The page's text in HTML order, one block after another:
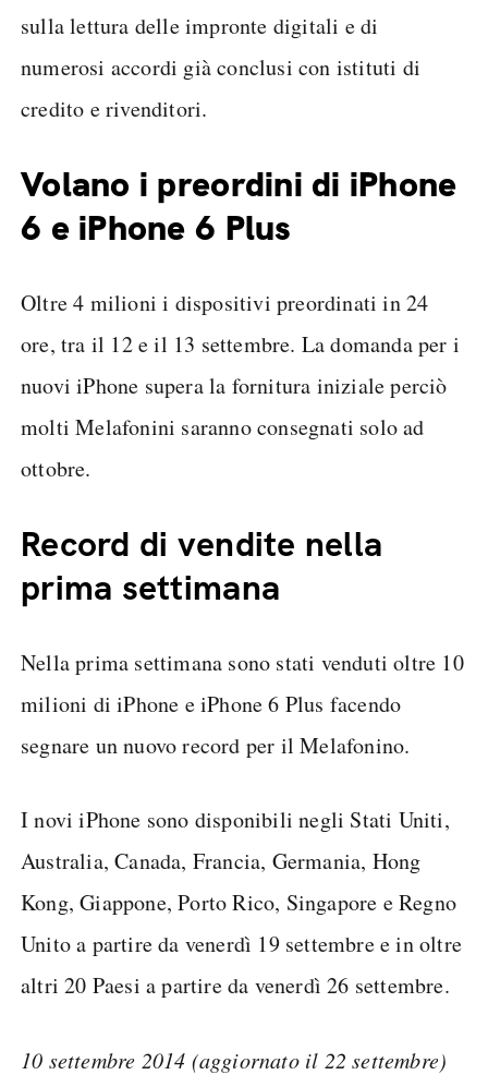
sulla lettura delle impronte digitali e di
numerosi accordi già conclusi con istituti di
credito e rivenditori.
Volano i preordini di iPhone
6 e iPhone 6 Plus
Oltre 4 milioni i dispositivi preordinati in 24
ore, tra il 12 e il 13 settembre. La domanda per i
nuovi iPhone supera la fornitura iniziale perciò
molti Melafonini saranno consegnati solo ad
ottobre.
Record di vendite nella
prima settimana
Nella prima settimana sono stati venduti oltre 10
milioni di iPhone e iPhone 6 Plus facendo
segnare un nuovo record per il Melafonino.
I novi iPhone sono disponibili negli Stati Uniti,
Australia, Canada, Francia, Germania, Hong
Kong, Giappone, Porto Rico, Singapore e Regno
Unito a partire da venerdì 19 settembre e in oltre
altri 20 Paesi a partire da venerdì 26 settembre.
10 settembre 2014 (aggiornato il 22 settembre)